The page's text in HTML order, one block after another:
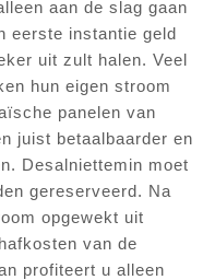
aan de slag gaan
eerste instantie geld
uit zult halen. Veel
hun eigen stroom
panelen van
juist betaalbaarder en
Desalniettemin moet
gereserveerd. Na
opgewekt uit
van de
profiteert u alleen